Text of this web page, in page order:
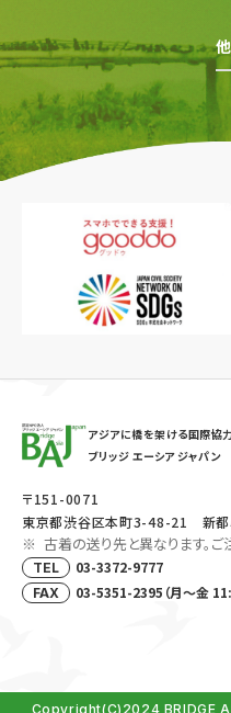
アジアに橋を架ける国際協
ブリッジ エーシア ジャパン
〒151-0071
東京都渋谷区本町3-48-21 新都
古着の送り先と異なります。ご
TEL 03-3372-9777
FAX 03-5351-2395（月～金
Copyright(C)2024 BRIDGE